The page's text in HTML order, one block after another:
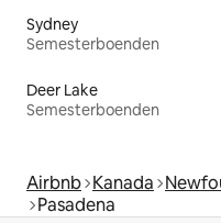
Sydney
Semesterboenden
Deer Lake
Semesterboenden
Airbnb Kanada
Pasadena